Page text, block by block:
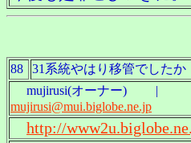
88 31系統やはり移管でしたか
mujirusi(オーナー) |
mujirusi@mui.biglobe.ne.jp
http://